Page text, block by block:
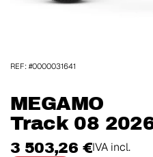
MEGAMO
Track 08
3 503,26 €IVA incl.
REF: #0000031641